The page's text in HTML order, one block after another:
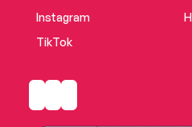
Instagram
TikTok